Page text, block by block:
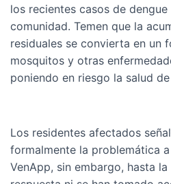
los recientes casos de
comunidad. Temen que la
residuales se convierta en un
mosquitos y otras
poniendo en riesgo la salud
Los residentes afectados
formalmente la problemática
VenApp, sin embargo, hasta